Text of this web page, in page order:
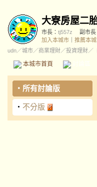
大寮房屋二
市長： tj557z
副市長
加入本城市
推薦本
udn／城市／商業理財／投資理財／
本城市首頁
‧ 所有討論版
‧ 不分版